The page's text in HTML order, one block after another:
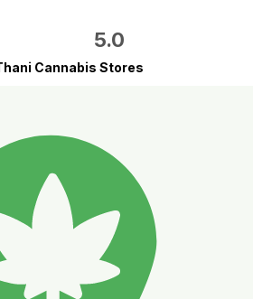
5.0
Cannabis Stores